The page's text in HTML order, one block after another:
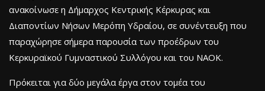
ανακοίνωσε η Δήμαρχος Κεντρικής Κέρκυρας και
Διαποντίων Νήσων Μερόπη Υδραίου, σε συνέντευξη που
παραχώρησε σήμερα παρουσία των προέδρων του
Κερκυραϊκού Γυμναστικού Συλλόγου και του ΝΑΟΚ.
Πρόκειται για δύο μεγάλα έργα στον τομέα του